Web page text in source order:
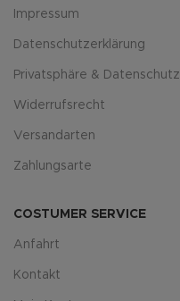
Impressum
Datenschutzerklärung
Privatsphäre & Datenschutz
Widerrufsrecht
Versandarten
Zahlungsarte
COSTUMER SERVICE
Anfahrt
Kontakt